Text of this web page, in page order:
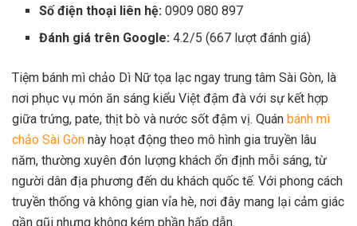
Số điện thoại liên hệ: 0909 080 897
Đánh giá trên Google: 4.2/5 (667 lượt đánh giá)
Tiệm bánh mì chảo Dì Nữ tọa lạc ngay trung tâm Sài Gòn, là
nơi phục vụ món ăn sáng kiểu Việt đậm đà với sự kết hợp
giữa trứng, pate, thịt bò và nước sốt đậm vị. Quán bánh mì
chảo Sài Gòn này hoạt động theo mô hình gia truyền lâu
năm, thường xuyên đón lượng khách ổn định mỗi sáng, từ
người dân địa phương đến du khách quốc tế. Với phong cách
truyền thống và không gian vỉa hè, nơi đây mang lại cảm giác
gần gũi nhưng không kém phần hấp dẫn.